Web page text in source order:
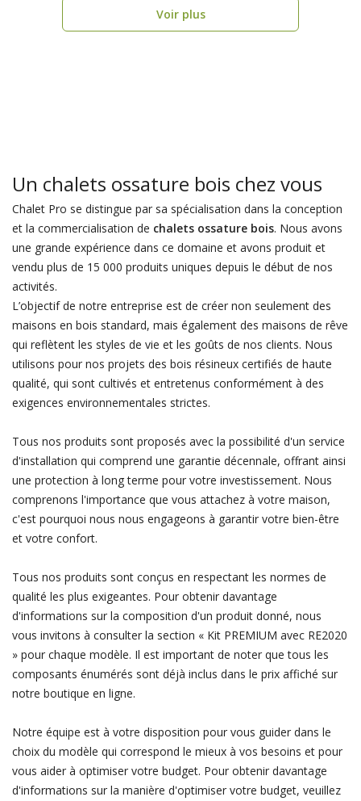
Voir plus
Un chalets ossature bois chez vous
Chalet Pro se distingue par sa spécialisation dans la conception
et la commercialisation de chalets ossature bois. Nous avons
une grande expérience dans ce domaine et avons produit et
vendu plus de 15 000 produits uniques depuis le début de nos
activités.
L’objectif de notre entreprise est de créer non seulement des
maisons en bois standard, mais également des maisons de rêve
qui reflètent les styles de vie et les goûts de nos clients. Nous
utilisons pour nos projets des bois résineux certifiés de haute
qualité, qui sont cultivés et entretenus conformément à des
exigences environnementales strictes.
Tous nos produits sont proposés avec la possibilité d'un service
d'installation qui comprend une garantie décennale, offrant ainsi
une protection à long terme pour votre investissement. Nous
comprenons l'importance que vous attachez à votre maison,
c'est pourquoi nous nous engageons à garantir votre bien-être
et votre confort.
Tous nos produits sont conçus en respectant les normes de
qualité les plus exigeantes. Pour obtenir davantage
d'informations sur la composition d'un produit donné, nous
vous invitons à consulter la section « Kit PREMIUM avec RE2020
» pour chaque modèle. Il est important de noter que tous les
composants énumérés sont déjà inclus dans le prix affiché sur
notre boutique en ligne.
Notre équipe est à votre disposition pour vous guider dans le
choix du modèle qui correspond le mieux à vos besoins et pour
vous aider à optimiser votre budget. Pour obtenir davantage
d'informations sur la manière d'optimiser votre budget, veuillez